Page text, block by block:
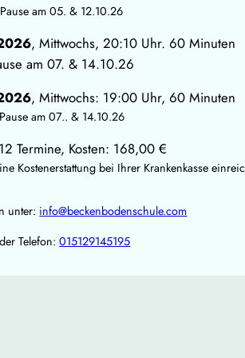
Pause am 05. & 12.10.26
, Mittwochs, 20:10 Uhr. 60 Minuten
am 07. & 14.10.26
, Mittwochs: 19:00 Uhr, 60 Minuten
Pause am 07.. & 14.10.26
Termine, Kosten: 168,00 €
Kostenerstattung bei Ihrer Krankenkasse
unter: info@beckenbodenschule.com
Telefon:015129145195